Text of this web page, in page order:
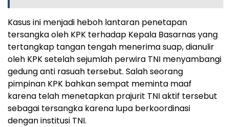
Kasus ini menjadi heboh lantaran penetapan
tersangka oleh KPK terhadap Kepala Basarnas yang
tertangkap tangan tengah menerima suap, dianulir
oleh KPK setelah sejumlah perwira TNI menyambangi
gedung anti rasuah tersebut. Salah seorang
pimpinan KPK bahkan sempat meminta maaf
karena telah menetapkan prajurit TNI aktif tersebut
sebagai tersangka karena lupa berkoordinasi
dengan institusi TNI.